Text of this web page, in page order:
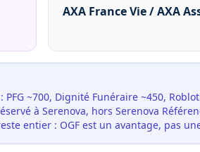
AXA France Vie / AXA
~700, Dignité Funéraire ~450,
à Serenova, hors Serenova
entier : OGF est un avantage, pas